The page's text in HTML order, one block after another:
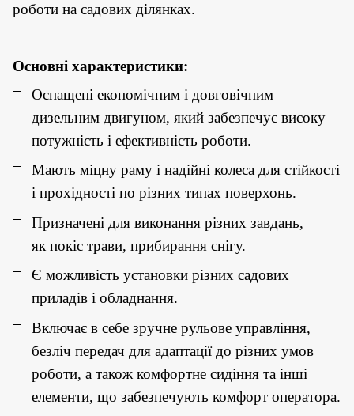
роботи на садових ділянках.
Основні характеристики:
Оснащені економічним і довговічним
дизельним двигуном, який забезпечує високу
потужність і ефективність роботи.
Мають міцну раму і надійні колеса для стійкості
і прохідності по різних типах поверхонь.
Призначені для виконання різних завдань,
як покіс трави, прибирання снігу.
Є можливість установки різних садових
приладів і обладнання.
Включає в себе зручне рульове управління,
безліч передач для адаптації до різних умов
роботи, а також комфортне сидіння та інші
елементи, що забезпечують комфорт оператора.